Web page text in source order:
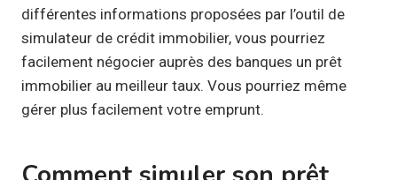
différentes informations proposées par l’outil de
simulateur de crédit immobilier, vous pourriez
facilement négocier auprès des banques un prêt
immobilier au meilleur taux. Vous pourriez même
gérer plus facilement votre emprunt.